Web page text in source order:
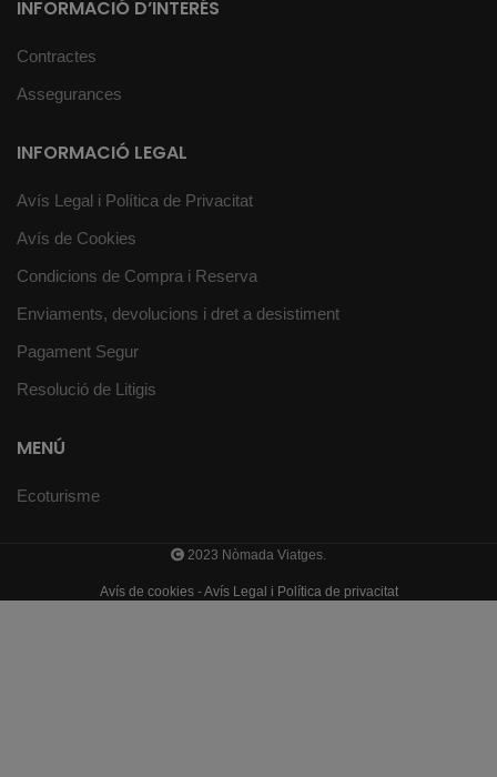
INFORMACIÓ D’INTERÉS
Contractes
Assegurances
INFORMACIÓ LEGAL
Avís Legal i Política de Privacitat
Avís de Cookies
Condicions de Compra i Reserva
Enviaments, devolucions i dret a desistiment
Pagament Segur
Resolució de Litigis
MENÚ
Ecoturisme
2023 Nòmada Viatges.
Avís de cookies -Avís Legal i Política de privacitat